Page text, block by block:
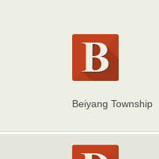
Beiyang Township